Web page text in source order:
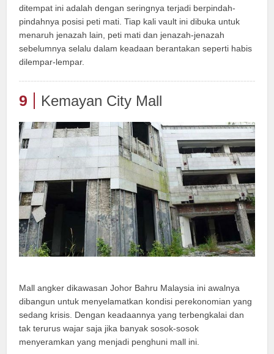
ditempat ini adalah dengan seringnya terjadi berpindah-
pindahnya posisi peti mati. Tiap kali vault ini dibuka untuk
menaruh jenazah lain, peti mati dan jenazah-jenazah
sebelumnya selalu dalam keadaan berantakan seperti habis
dilempar-lempar.
9 Kemayan City Mall
Mall angker dikawasan Johor Bahru Malaysia ini awalnya
dibangun untuk menyelamatkan kondisi perekonomian yang
sedang krisis. Dengan keadaannya yang terbengkalai dan
tak terurus wajar saja jika banyak sosok-sosok
menyeramkan yang menjadi penghuni mall ini.